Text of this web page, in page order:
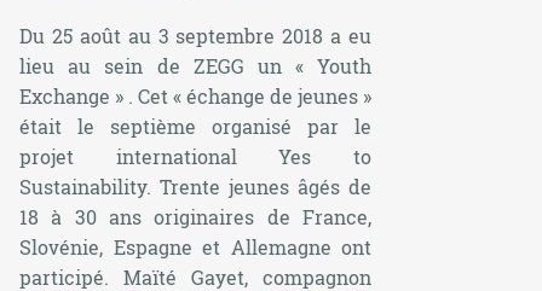
Du 25 août au 3 septembre 2018 a eu
lieu au sein de ZEGG un « Youth
Exchange » . Cet « échange de jeunes »
était le septième organisé par le
projet international Yes to
Sustainability. Trente jeunes âgés de
18 à 30 ans originaires de France,
Slovénie, Espagne et Allemagne ont
participé. Maïté Gayet, compagnon